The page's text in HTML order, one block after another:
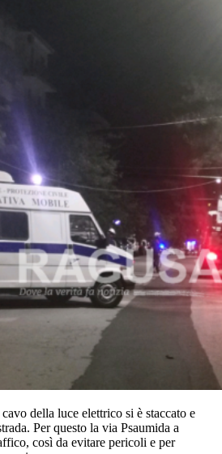
della luce elettrico si è staccato e
Per questo la via Psaumida a
così da evitare pericoli e per